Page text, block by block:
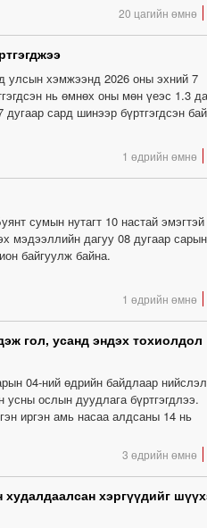
20 цагийн өмнө
улсын хэмжээнд 2026 оны эхний 7
нь өмнөх оны мөн үеэс 1.3
сард шинээр бүртгэгдсэн
1 өдрийн өмнө
сумын нутагт 10 настай эмэгтэй
мэдээллийн дагуу 08 дугаар
байгуулж байна.
1 өдрийн өмнө
гол, усанд эндэх тохиолдол
04-ний өдрийн байдлаар
усны ослын дуудлага бүртгэгдлээ.
иргэн амь насаа алдсаны 14 нь
3 өдрийн өмнө
хэргүүдийг